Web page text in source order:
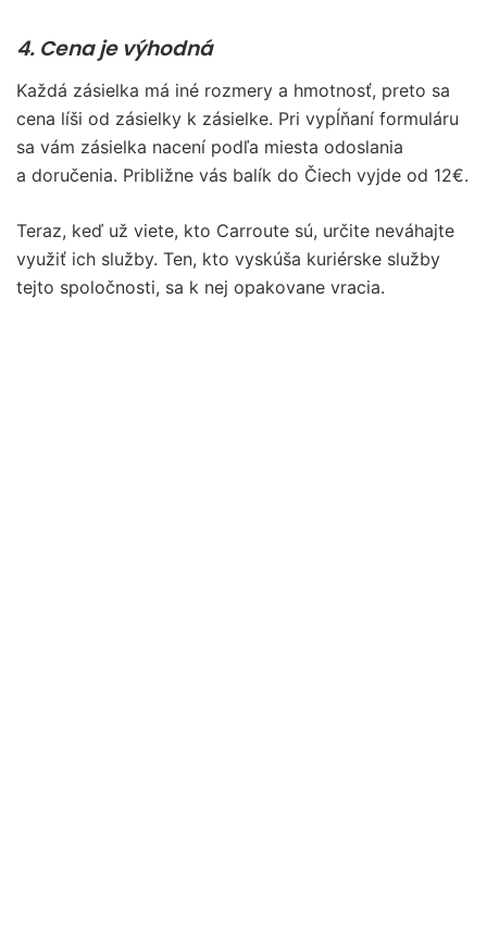
4. Cena je výhodná
Každá zásielka má iné rozmery a hmotnosť, preto sa
cena líši od zásielky k zásielke. Pri vypĺňaní formuláru
sa vám zásielka nacení podľa miesta odoslania
a doručenia. Približne vás balík do Čiech vyjde od 12€.
Teraz, keď už viete, kto Carroute sú, určite neváhajte
využiť ich služby. Ten, kto vyskúša kuriérske služby
tejto spoločnosti, sa k nej opakovane vracia.